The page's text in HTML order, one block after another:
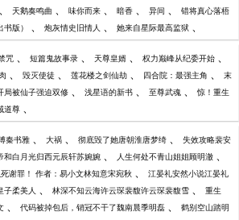
、 天鹅奏鸣曲 、 味你而来 、 暗香 、 异间 、 错将真心落梧
书版） 、 炮灰情史旧情人 、 她来自星际最高监狱 、
咒 、 短篇鬼故事录 、 天尊皇婿 、 权力巅峰从纪委开始 、
、 毁灭使徒 、 莲花楼之剑仙劫 、 四合院：最强主角 、 末
局被仙子强迫双修 、 浅星语的新书 、 至尊武魂 、 惊！重生
道尊 、
秦书雅 、 大祸 、 彻底毁了她唐朝淮唐梦绮 、 失效攻略裴安
和白月光归西元辰轩苏婉婉 、 人生何处不青山姐姐顾明澈 、
谢罪！ 作者：易小文林知意宋宛秋 、 江晏礼安然小说江晏礼
子柔美人 、 林深不知云海许云琛裴馥许云琛裴馥雪 、 重生
、 代码被掉包后，销冠不干了魏南晨季明磊 、 鹤别空山踏明